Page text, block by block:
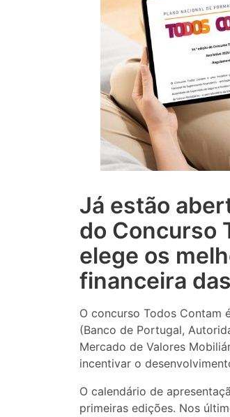
Já estão
do Concurso
elege os
financeira
O concurso Todos Contam
(Banco de Portugal,
Mercado de Valores
incentivar o
O calendário de
primeiras edições. Nos